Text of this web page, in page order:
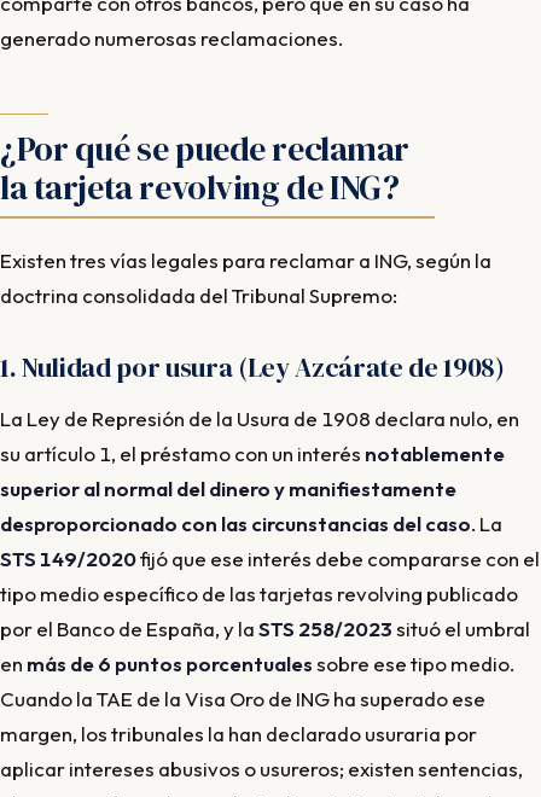
generado numerosas reclamaciones.
¿Por qué se puede reclamar
la tarjeta revolving de ING?
Existen tres vías legales para reclamar a ING, según la
doctrina consolidada del Tribunal Supremo:
1. Nulidad por usura (Ley Azcárate de 1908)
La Ley de Represión de la Usura de 1908 declara nulo, en
su artículo 1, el préstamo con un interés notablemente
superior al normal del dinero y manifiestamente
desproporcionado con las circunstancias del caso. La
STS 149/2020fijó que ese interés debe compararse con el
tipo medio específico de las tarjetas revolving publicado
por el Banco de España, y laSTS 258/2023situó el umbral
en más de 6 puntos porcentualessobre ese tipo medio.
Cuando la TAE de la Visa Oro de ING ha superado ese
margen, los tribunales la han declarado usuraria por
aplicar intereses abusivos o usureros; existen sentencias,